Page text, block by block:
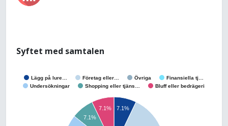
Syftet med samtalen
Lägg på lure… Företag eller… Övriga
Finansiella tj…
Undersökningar
Shopping eller tjäns… Bluff eller bedrägeri
7.1%
7.1%
7.1%